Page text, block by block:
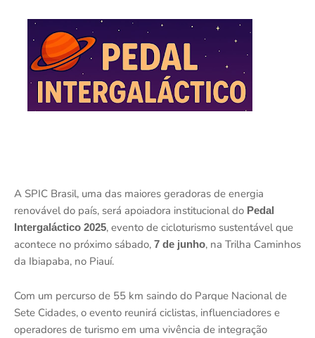
A SPIC Brasil, uma das maiores geradoras de energia
renovável do país, será apoiadora institucional do Pedal
Intergaláctico 2025, evento de cicloturismo sustentável que
acontece no próximo sábado, 7 de junho, na Trilha Caminhos
da Ibiapaba, no Piauí.
Com um percurso de 55 km saindo do Parque Nacional de
Sete Cidades, o evento reunirá ciclistas, influenciadores e
operadores de turismo em uma vivência de integração